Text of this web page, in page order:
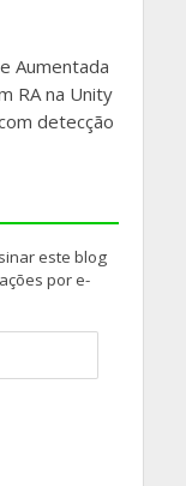
Aumentada
RA na Unity
detecção
este blog
por e-